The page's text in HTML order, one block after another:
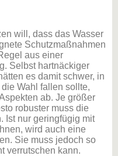
will, dass das Wasser
Schutzmaßnahmen
aus einer
Selbst hartnäckiger
es damit schwer, in
Wahl fallen sollte,
ab. Je größer
robuster muss die
Ist nur geringfügig mit
wird auch eine
Sie muss jedoch so
verrutschen kann.